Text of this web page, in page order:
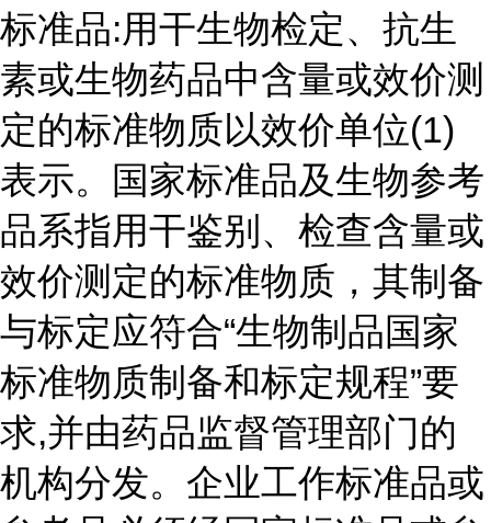
标准品:用干生物检定、抗生
素或生物药品中含量或效价测
定的标准物质以效价单位(1)
表示。国家标准品及生物参考
品系指用干鉴别、检查含量或
效价测定的标准物质，其制备
与标定应符合“生物制品国家
标准物质制备和标定规程”要
求,并由药品监督管理部门的
机构分发。企业工作标准品或